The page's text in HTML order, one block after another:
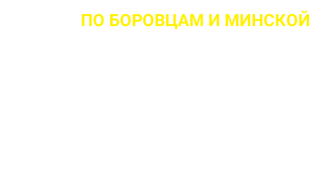
ПО БОРОВЦАМ И МИНСКОЙ